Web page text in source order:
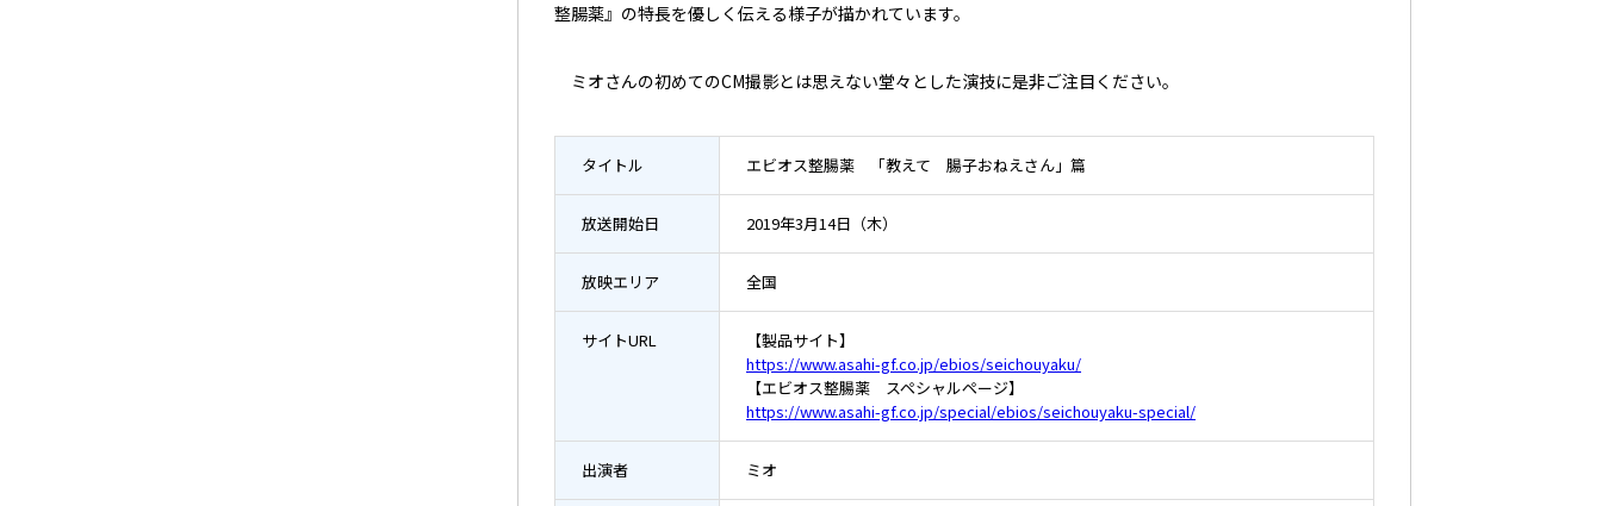
整腸薬』の特長を優しく伝える様子が描かれています。
ミオさんの初めてのCM撮影とは思えない堂々とした演技に是非ご注目ください。
タイトル エビオス整腸薬 「教えて 腸子おねえさん」篇
放送開始日 2019年3月14日（木）
放映エリア 全国
サイトURL
【製品サイト】
https://www.asahi-gf.co.jp/ebios/seichouyaku/
【エビオス整腸薬 スペシャルページ】
https://www.asahi-gf.co.jp/special/ebios/seichouyaku-special/
出演者 ミオ